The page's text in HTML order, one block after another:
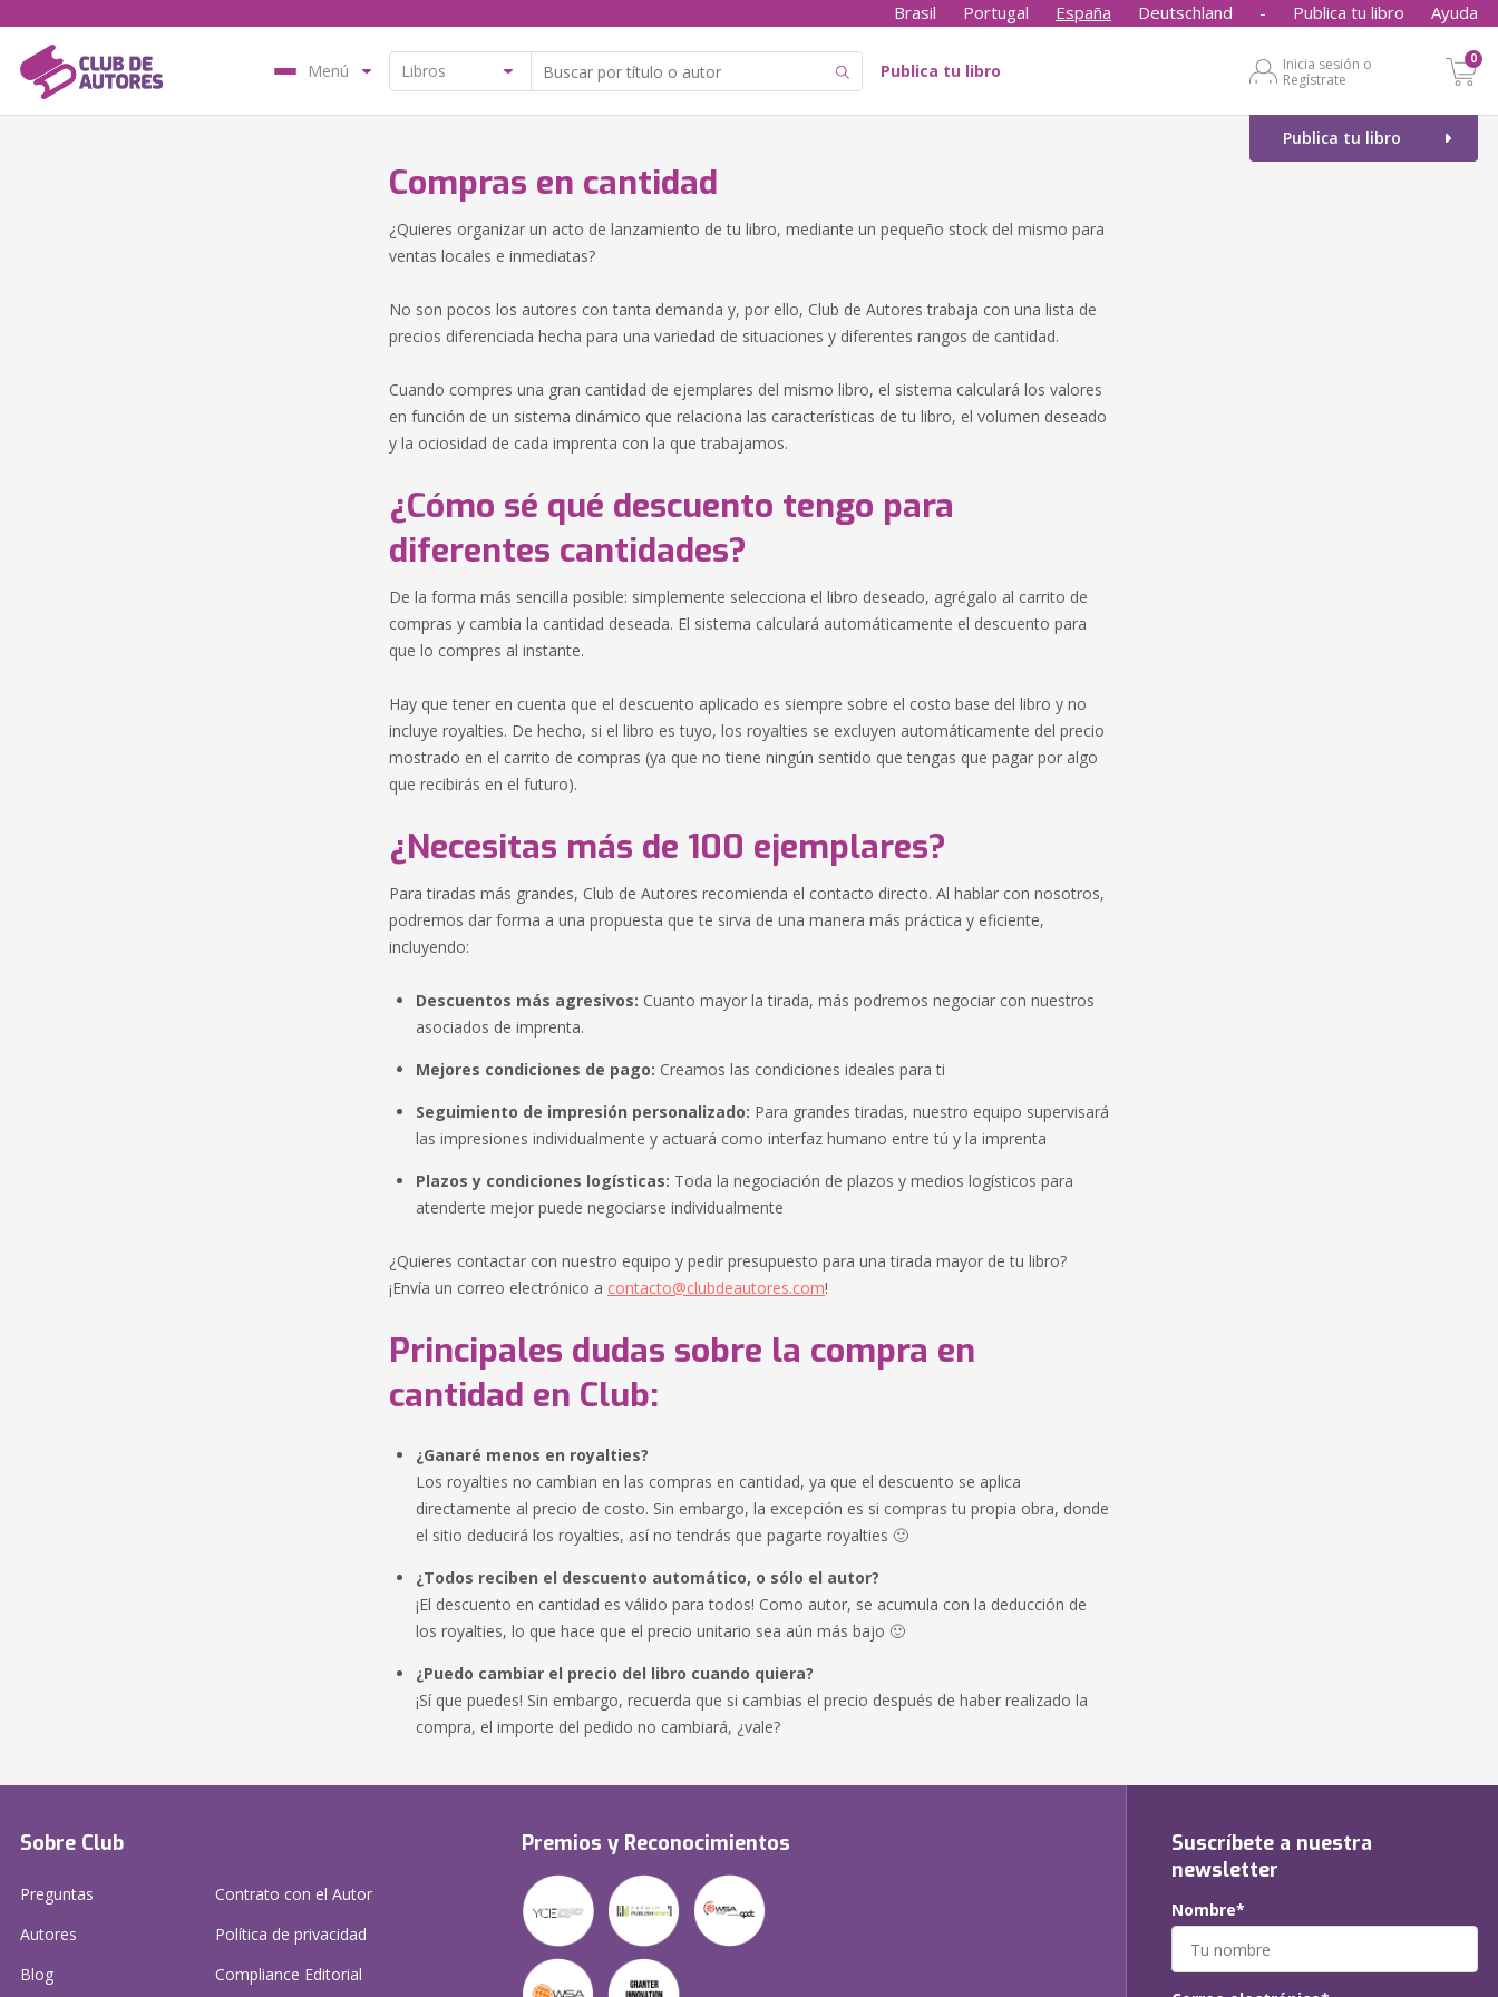
Brasil Portugal España Deutschland - Publica tu libro Ayuda
Menú Publica tu libro
Inicia sesión o
Regístrate
0
Publica tu libro
Compras en cantidad
¿Quieres organizar un acto de lanzamiento de tu libro, mediante un pequeño stock del mismo para
ventas locales e inmediatas?
No son pocos los autores con tanta demanda y, por ello, Club de Autores trabaja con una lista de
precios diferenciada hecha para una variedad de situaciones y diferentes rangos de cantidad.
Cuando compres una gran cantidad de ejemplares del mismo libro, el sistema calculará los valores
en función de un sistema dinámico que relaciona las características de tu libro, el volumen deseado
y la ociosidad de cada imprenta con la que trabajamos.
¿Cómo sé qué descuento tengo para
diferentes cantidades?
De la forma más sencilla posible: simplemente selecciona el libro deseado, agrégalo al carrito de
compras y cambia la cantidad deseada. El sistema calculará automáticamente el descuento para
que lo compres al instante.
Hay que tener en cuenta que el descuento aplicado es siempre sobre el costo base del libro y no
incluye royalties. De hecho, si el libro es tuyo, los royalties se excluyen automáticamente del precio
mostrado en el carrito de compras (ya que no tiene ningún sentido que tengas que pagar por algo
que recibirás en el futuro).
¿Necesitas más de 100 ejemplares?
Para tiradas más grandes, Club de Autores recomienda el contacto directo. Al hablar con nosotros,
podremos dar forma a una propuesta que te sirva de una manera más práctica y eficiente,
incluyendo:
Descuentos más agresivos: Cuanto mayor la tirada, más podremos negociar con nuestros
asociados de imprenta.
Mejores condiciones de pago: Creamos las condiciones ideales para ti
Seguimiento de impresión personalizado: Para grandes tiradas, nuestro equipo supervisará
las impresiones individualmente y actuará como interfaz humano entre tú y la imprenta
Plazos y condiciones logísticas: Toda la negociación de plazos y medios logísticos para
atenderte mejor puede negociarse individualmente
¿Quieres contactar con nuestro equipo y pedir presupuesto para una tirada mayor de tu libro?
¡Envía un correo electrónico a contacto@clubdeautores.com!
Principales dudas sobre la compra en
cantidad en Club:
¿Ganaré menos en royalties?
Los royalties no cambian en las compras en cantidad, ya que el descuento se aplica
directamente al precio de costo. Sin embargo, la excepción es si compras tu propia obra, donde
el sitio deducirá los royalties, así no tendrás que pagarte royalties 🙂
¿Todos reciben el descuento automático, o sólo el autor?
¡El descuento en cantidad es válido para todos! Como autor, se acumula con la deducción de
los royalties, lo que hace que el precio unitario sea aún más bajo 🙂
¿Puedo cambiar el precio del libro cuando quiera?
¡Sí que puedes! Sin embargo, recuerda que si cambias el precio después de haber realizado la
compra, el importe del pedido no cambiará, ¿vale?
Sobre Club
Preguntas
Autores
Blog
Contrato con el Autor
Política de privacidad
Compliance Editorial
Premios y Reconocimientos
Suscríbete a nuestra
newsletter
Nombre*